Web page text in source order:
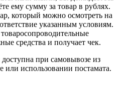
ему сумму за товар в рублях.
который можно осмотреть на
указанным условиям.
средства и получает чек.
при самовывозе из
или использовании постамата.